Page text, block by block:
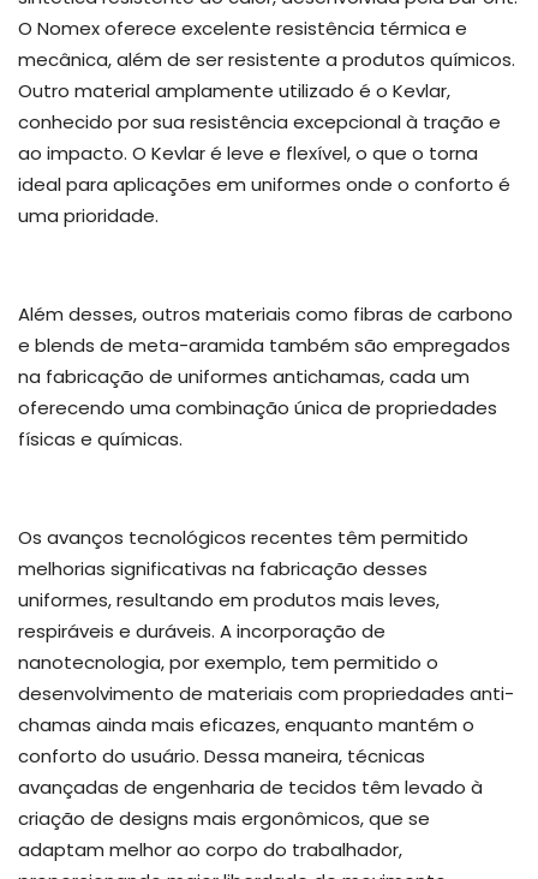
O Nomex oferece excelente resistência térmica e
mecânica, além de ser resistente a produtos químicos.
Outro material amplamente utilizado é o Kevlar,
conhecido por sua resistência excepcional à tração e
ao impacto. O Kevlar é leve e flexível, o que o torna
ideal para aplicações em uniformes onde o conforto é
uma prioridade.
Além desses, outros materiais como fibras de carbono
e blends de meta-aramida também são empregados
na fabricação de uniformes antichamas, cada um
oferecendo uma combinação única de propriedades
físicas e químicas.
Os avanços tecnológicos recentes têm permitido
melhorias significativas na fabricação desses
uniformes, resultando em produtos mais leves,
respiráveis e duráveis. A incorporação de
nanotecnologia, por exemplo, tem permitido o
desenvolvimento de materiais com propriedades anti-
chamas ainda mais eficazes, enquanto mantém o
conforto do usuário. Dessa maneira, técnicas
avançadas de engenharia de tecidos têm levado à
criação de designs mais ergonômicos, que se
adaptam melhor ao corpo do trabalhador,